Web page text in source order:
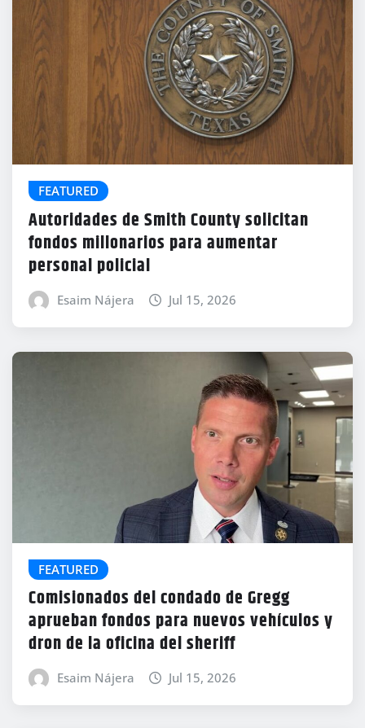
FEATURED
Autoridades de Smith County solicitan
fondos millonarios para aumentar
personal policial
Esaim Nájera Jul 15, 2026
FEATURED
Comisionados del condado de Gregg
aprueban fondos para nuevos vehículos y
dron de la oficina del sheriff
Esaim Nájera Jul 15, 2026